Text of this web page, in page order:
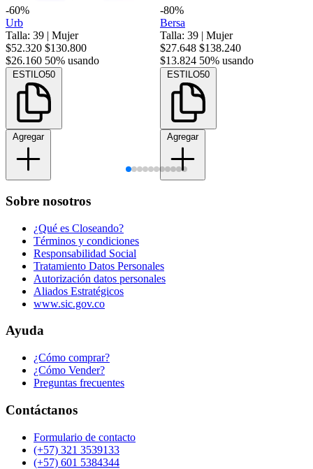
-60%
Urb
Talla: 39 | Mujer
$52.320 $130.800
$26.160 50% usando
ESTILO50
Agregar
-80%
Bersa
Talla: 39 | Mujer
$27.648 $138.240
$13.824 50% usando
ESTILO50
Agregar
Sobre nosotros
¿Qué es Closeando?
Términos y condiciones
Responsabilidad Social
Tratamiento Datos Personales
Autorización datos personales
Aliados Estratégicos
www.sic.gov.co
Ayuda
¿Cómo comprar?
¿Cómo Vender?
Preguntas frecuentes
Contáctanos
Formulario de contacto
(+57) 321 3539133
(+57) 601 5384344